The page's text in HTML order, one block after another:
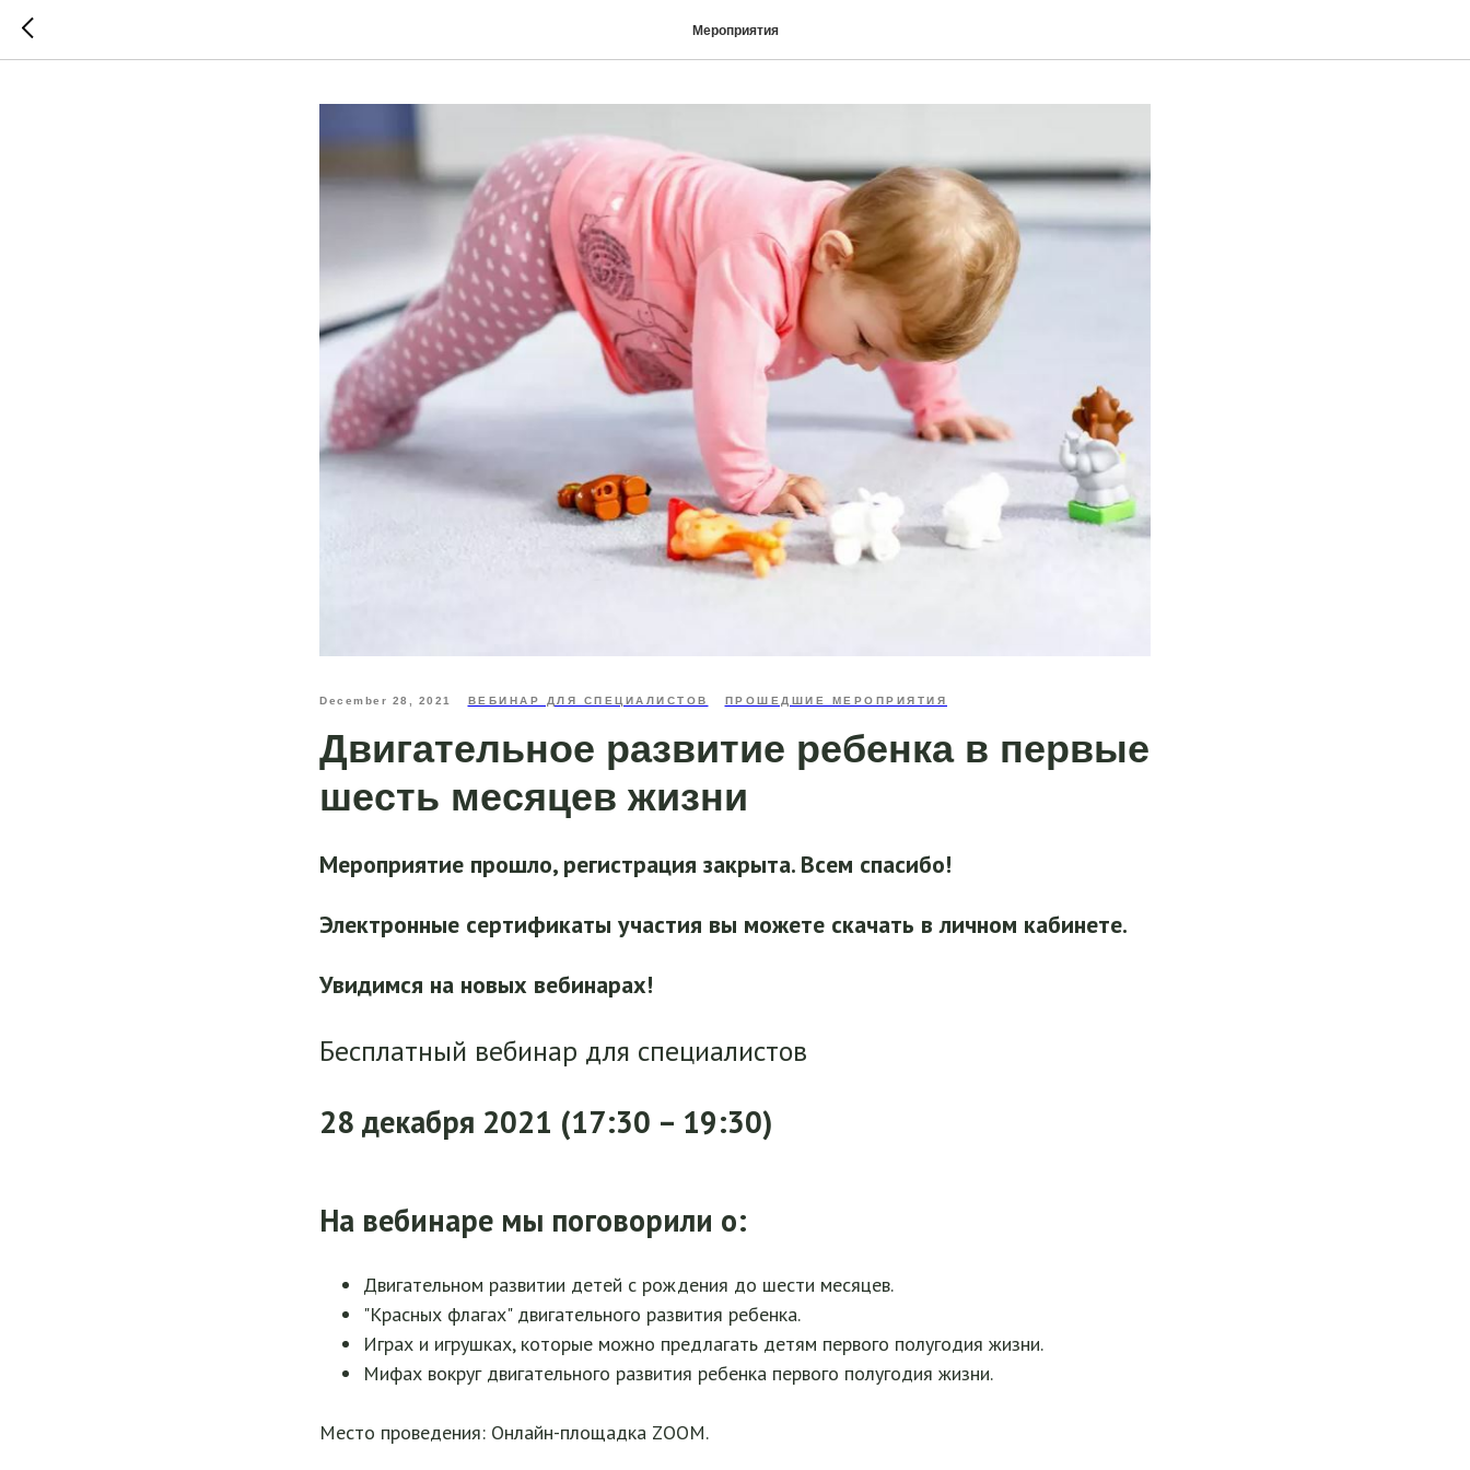
Мероприятия
December 28, 2021 ВЕБИНАР ДЛЯ СПЕЦИАЛИСТОВ ПРОШЕДШИЕ МЕРОПРИЯТИЯ
Двигательное развитие ребенка в первые
шесть месяцев жизни
Мероприятие прошло, регистрация закрыта. Всем спасибо!
Электронные сертификаты участия вы можете скачать в личном кабинете.
Увидимся на новых вебинарах!
Бесплатный вебинар для специалистов
28 декабря 2021 (17:30 – 19:30)
На вебинаре мы поговорили о:
Двигательном развитии детей с рождения до шести месяцев.
"Красных флагах" двигательного развития ребенка.
Играх и игрушках, которые можно предлагать детям первого полугодия жизни.
Мифах вокруг двигательного развития ребенка первого полугодия жизни.
Место проведения: Онлайн-площадка ZOOM.